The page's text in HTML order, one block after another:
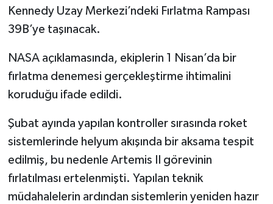
Kennedy Uzay Merkezi’ndeki Fırlatma Rampası
39B’ye taşınacak.
NASA açıklamasında, ekiplerin 1 Nisan’da bir
fırlatma denemesi gerçekleştirme ihtimalini
koruduğu ifade edildi.
Şubat ayında yapılan kontroller sırasında roket
sistemlerinde helyum akışında bir aksama tespit
edilmiş, bu nedenle Artemis II görevinin
fırlatılması ertelenmişti. Yapılan teknik
müdahalelerin ardından sistemlerin yeniden hazır